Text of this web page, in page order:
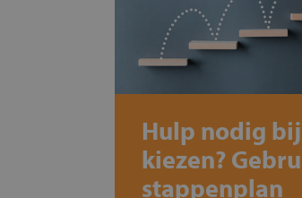
Hulp nodig
kiezen?
stappenplan